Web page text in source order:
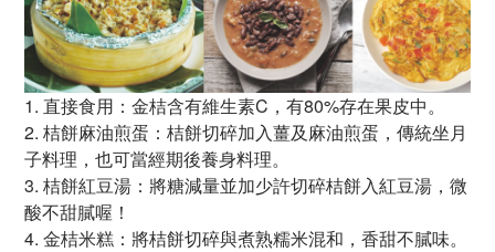
1. 直接食用：金桔含有維生素C，有80%存在果皮中。
2. 桔餅麻油煎蛋：桔餅切碎加入薑及麻油煎蛋，傳統坐月
子料理，也可當經期後養身料理。
3. 桔餅紅豆湯：將糖減量並加少許切碎桔餅入紅豆湯，微
酸不甜膩喔！
4. 金桔米糕：將桔餅切碎與煮熟糯米混和，香甜不膩味。